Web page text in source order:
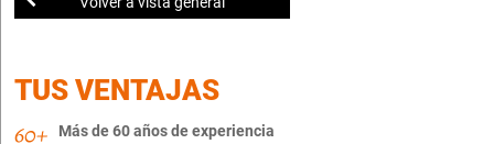
TUS VENTAJAS
Más de 60 años de experiencia